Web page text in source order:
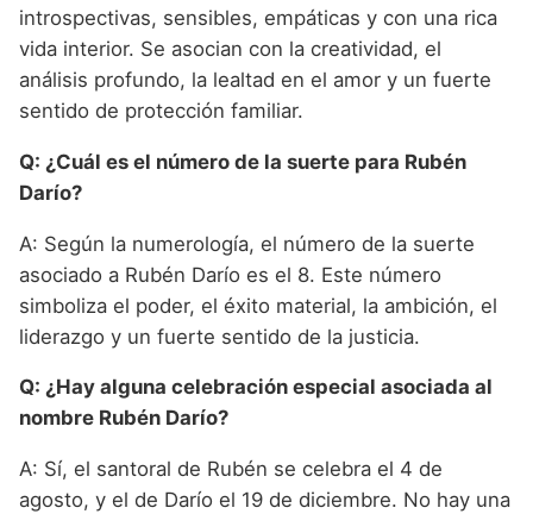
introspectivas, sensibles, empáticas y con una rica
vida interior. Se asocian con la creatividad, el
análisis profundo, la lealtad en el amor y un fuerte
sentido de protección familiar.
Q: ¿Cuál es el número de la suerte para Rubén
Darío?
A: Según la numerología, el número de la suerte
asociado a Rubén Darío es el 8. Este número
simboliza el poder, el éxito material, la ambición, el
liderazgo y un fuerte sentido de la justicia.
Q: ¿Hay alguna celebración especial asociada al
nombre Rubén Darío?
A: Sí, el santoral de Rubén se celebra el 4 de
agosto, y el de Darío el 19 de diciembre. No hay una